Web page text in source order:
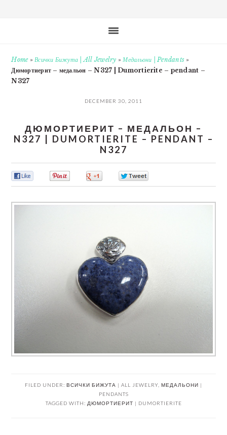
Home»Всички Бижута | All Jewelry »Медальони | Pendants »
Дюмортиерит – медальон – N327 | Dumortierite – pendant –
N327
DECEMBER 30, 2011
ДЮМОРТИЕРИТ – МЕДАЛЬОН –
N327 | DUMORTIERITE – PENDANT –
N327
FILED UNDER: ВСИЧКИ БИЖУТА | ALL JEWELRY, МЕДАЛЬОНИ |
PENDANTS
TAGGED WITH: ДЮМОРТИЕРИТ | DUMORTIERITE